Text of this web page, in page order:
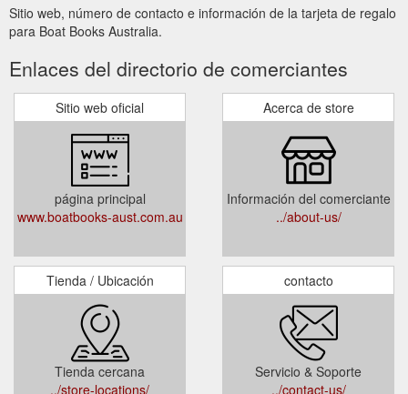
Sitio web, número de contacto e información de la tarjeta de regalo
para Boat Books Australia.
Enlaces del directorio de comerciantes
Sitio web oficial
página principal
www.boatbooks-aust.com.au
Acerca de store
Información del comerciante
../about-us/
Tienda / Ubicación
Tienda cercana
../store-locations/
contacto
Servicio & Soporte
../contact-us/